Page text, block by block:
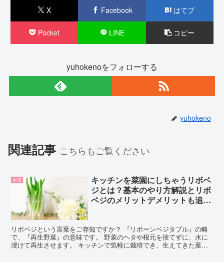
X Facebook はてブ
Pocket LINE コピー
yuhokenoをフォローする
yuhokeno
関連記事 こちらもご覧ください
生活
キッチンを菜園にしちゃうリボベ
ジとは？基本のやり方解説とリボ
ベジのメリットデメリットも追
リボベジという言葉をご存知ですか？ 『リボーンベジタブル』の略
で、『再生野菜』の意味です。 野菜のヘタや根元を捨てずに、水に
浸けて再生させます。 キッチンで気軽に栽培でき、生えてきた葉や